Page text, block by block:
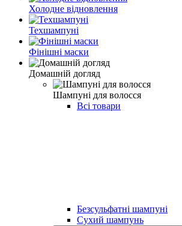
Холодне відновлення
Техшампуні
Фінішні маски
Домашній догляд
Шампуні для волосся
Всі товари
Безсульфатні шампуні
Сухий шампунь